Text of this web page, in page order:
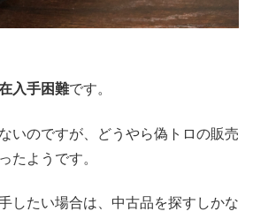
入手困難です。
いのですが、どうやら偽トロの販売
たようです。
したい場合は、中古品を探すしかな